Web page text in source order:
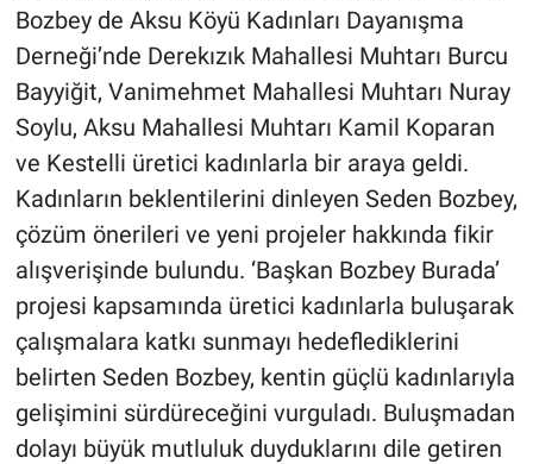
Bozbey de Aksu Köyü Kadınları Dayanışma
Derneği’nde Derekızık Mahallesi Muhtarı Burcu
Bayyiğit, Vanimehmet Mahallesi Muhtarı Nuray
Soylu, Aksu Mahallesi Muhtarı Kamil Koparan
ve Kestelli üretici kadınlarla bir araya geldi.
Kadınların beklentilerini dinleyen Seden Bozbey,
çözüm önerileri ve yeni projeler hakkında fikir
alışverişinde bulundu. ‘Başkan Bozbey Burada’
projesi kapsamında üretici kadınlarla buluşarak
çalışmalara katkı sunmayı hedeflediklerini
belirten Seden Bozbey, kentin güçlü kadınlarıyla
gelişimini sürdüreceğini vurguladı. Buluşmadan
dolayı büyük mutluluk duyduklarını dile getiren